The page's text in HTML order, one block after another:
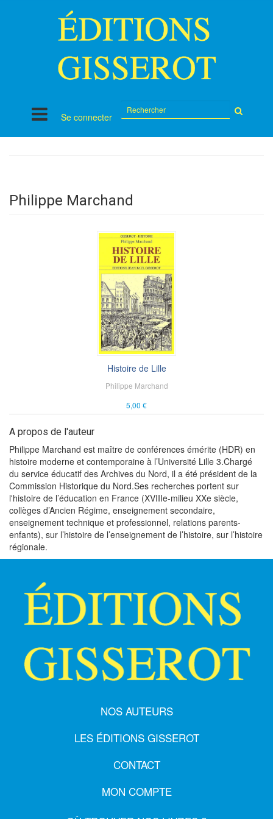
Se connecter
sur
Philippe Marchand
Histoire de Lille
Philippe Marchand
5,00 €
A propos de l'auteur
Philippe Marchand est maître de conférences émérite (HDR) en
histoire moderne et contemporaine à l’Université Lille 3.Chargé
du service éducatif des Archives du Nord, il a été président de la
Commission Historique du Nord.Ses recherches portent sur
l'histoire de l’éducation en France (XVIIIe-milieu XXe siècle,
collèges d’Ancien Régime, enseignement secondaire,
enseignement technique et professionnel, relations parents-
enfants), sur l’histoire de l’enseignement de l’histoire, sur l’histoire
régionale.
NOS AUTEURS
LES ÉDITIONS GISSEROT
CONTACT
MON COMPTE